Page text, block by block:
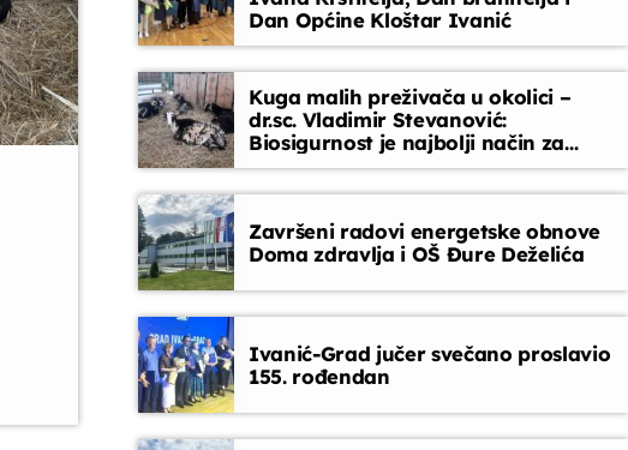
Dan Općine Kloštar Ivanić
Kuga malih preživača u okolici –
dr.sc. Vladimir Stevanović:
Biosigurnost je najbolji način za
sprječavanje ulaska bolesti
Završeni radovi energetske obnove
Doma zdravlja i OŠ Đure Deželića
Ivanić-Grad jučer svečano proslavio
155. rođendan